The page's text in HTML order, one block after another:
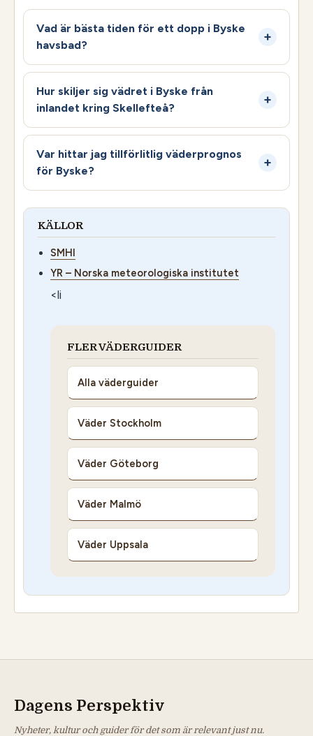
Vad är bästa tiden för ett dopp i Byske
havsbad?
Hur skiljer sig vädret i Byske från
inlandet kring Skellefteå?
Var hittar jag tillförlitlig väderprognos
för Byske?
KÄLLOR
SMHI
YR – Norska meteorologiska institutet
<li
FLER VÄDERGUIDER
Alla väderguider
Väder Stockholm
Väder Göteborg
Väder Malmö
Väder Uppsala
Dagens Perspektiv
Nyheter, kultur och guider för det som är relevant just nu.